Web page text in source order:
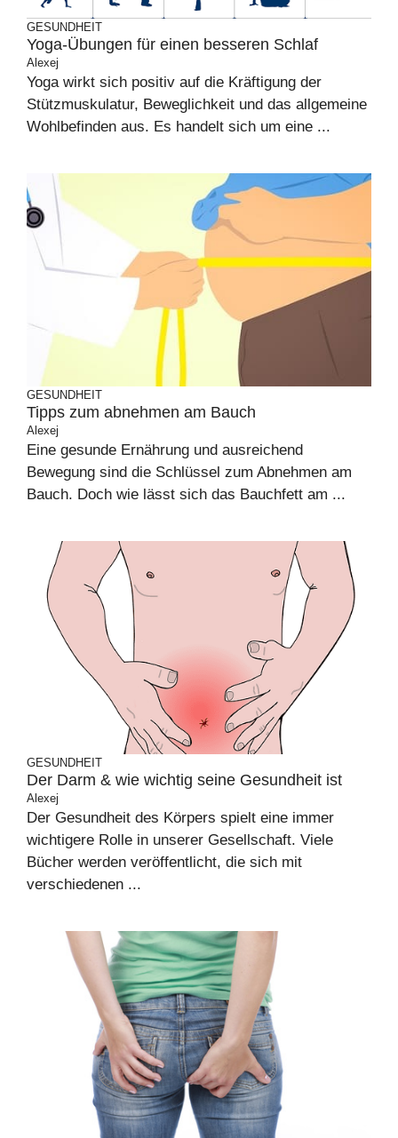
GESUNDHEIT
Yoga-Übungen für einen besseren Schlaf
Alexej
Yoga wirkt sich positiv auf die Kräftigung der
Stützmuskulatur, Beweglichkeit und das allgemeine
Wohlbefinden aus. Es handelt sich um eine ...
GESUNDHEIT
Tipps zum abnehmen am Bauch
Alexej
Eine gesunde Ernährung und ausreichend
Bewegung sind die Schlüssel zum Abnehmen am
Bauch. Doch wie lässt sich das Bauchfett am ...
GESUNDHEIT
Der Darm & wie wichtig seine Gesundheit ist
Alexej
Der Gesundheit des Körpers spielt eine immer
wichtigere Rolle in unserer Gesellschaft. Viele
Bücher werden veröffentlicht, die sich mit
verschiedenen ...